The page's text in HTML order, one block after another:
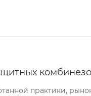
практики,